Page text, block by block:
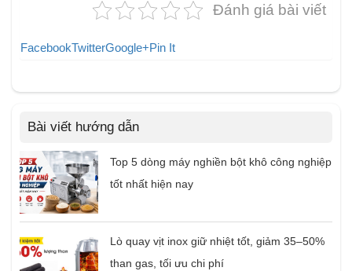
Đánh giá bài viết
FacebookTwitterGoogle+Pin It
Bài viết hướng dẫn
Top 5 dòng máy nghiền bột khô công nghiệp
tốt nhất hiện nay
Lò quay vịt inox giữ nhiệt tốt, giảm 35–50%
than gas, tối ưu chi phí